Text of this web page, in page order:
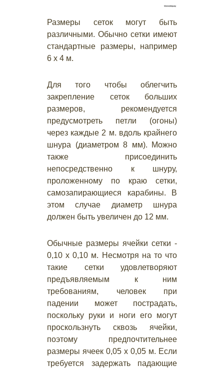
Размеры сеток могут быть
различными. Обычно сетки имеют
стандартные размеры, например
6 х 4 м.
Для того чтобы облегчить
закрепление сеток больших
размеров, рекомендуется
предусмотреть петли (огоны)
через каждые 2 м. вдоль крайнего
шнура (диаметром 8 мм). Можно
также присоединить
непосредственно к шнуру,
проложенному по краю сетки,
самозапирающиеся карабины. В
этом случае диаметр шнура
должен быть увеличен до 12 мм.
Обычные размеры ячейки сетки -
0,10 х 0,10 м. Несмотря на то что
такие сетки удовлетворяют
предъявляемым к ним
требованиям, человек при
падении может пострадать,
поскольку руки и ноги его могут
проскользнуть сквозь ячейки,
поэтому предпочтительнее
размеры ячеек 0,05 х 0,05 м. Если
требуется задержать падающие